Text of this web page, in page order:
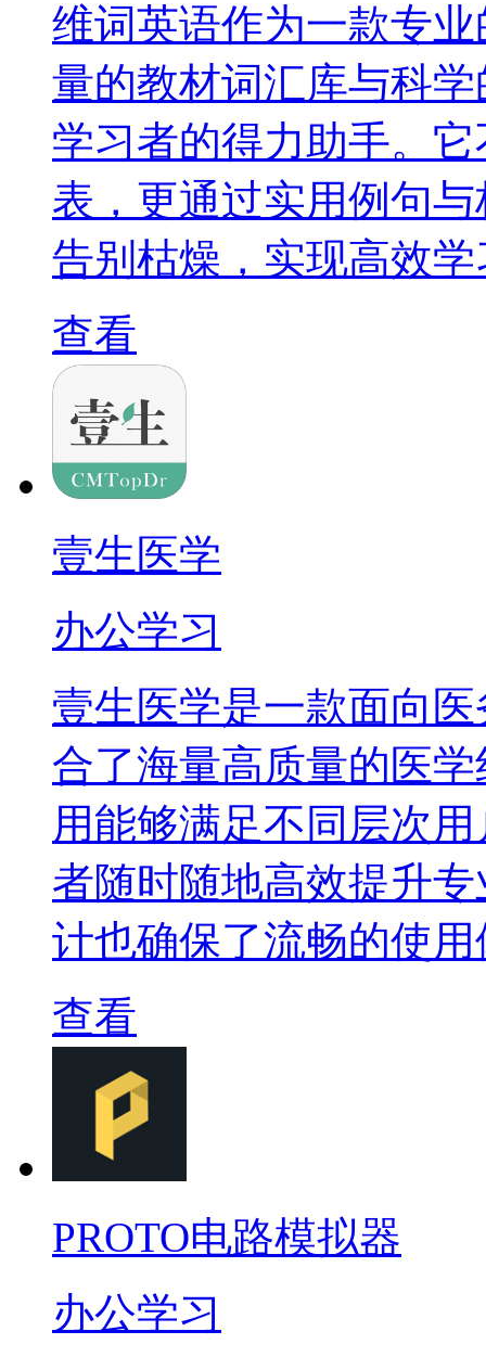
维词英语作为一款专
量的教材词汇库与科
学习者的得力助手。
表，更通过实用例句
告别枯燥，实现高效学
查看
壹生医学
办公学习
壹生医学是一款面向
合了海量高质量的医
用能够满足不同层次
者随时随地高效提升
计也确保了流畅的使
查看
PROTO电路模拟器
办公学习